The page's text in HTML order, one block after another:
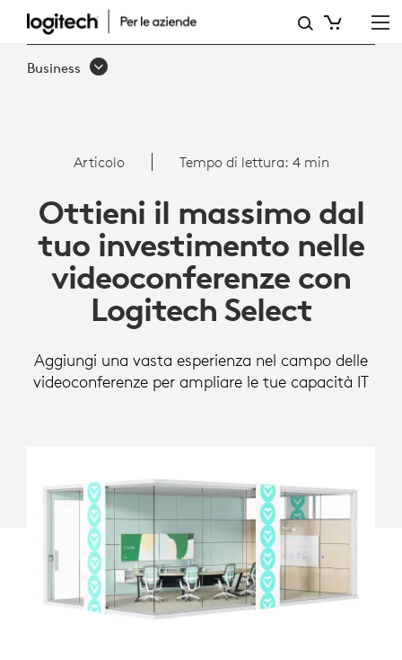
MASSIMIZZA
CON
LOGITECH
SELECT
Business
Articolo Tempo di lettura: 4 min
Ottieni il massimo dal
tuo investimento nelle
videoconferenze con
Logitech Select
Aggiungi una vasta esperienza nel campo delle
videoconferenze per ampliare le tue capacità IT